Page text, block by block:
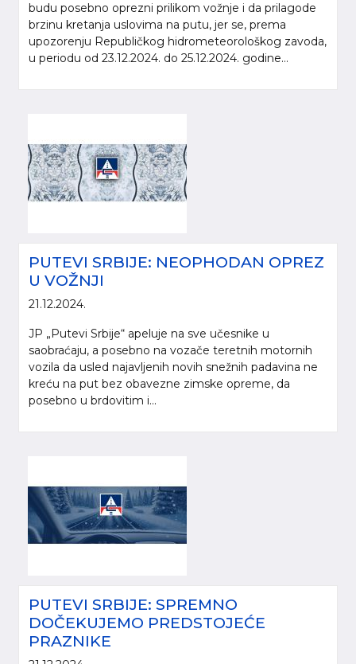
budu posebno oprezni prilikom vožnje i da prilagode
brzinu kretanja uslovima na putu, jer se, prema
upozorenju Republičkog hidrometeorološkog zavoda,
u periodu od 23.12.2024. do 25.12.2024. godine...
PUTEVI SRBIJE: NEOPHODAN OPREZ
U VOŽNJI
21.12.2024.
JP „Putevi Srbije“ apeluje na sve učesnike u
saobraćaju, a posebno na vozače teretnih motornih
vozila da usled najavljenih novih snežnih padavina ne
kreću na put bez obavezne zimske opreme, da
posebno u brdovitim i...
PUTEVI SRBIJE: SPREMNO
DOČEKUJEMO PREDSTOJEĆE
PRAZNIKE